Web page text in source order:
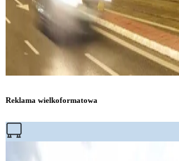
Reklama wielkoformatowa